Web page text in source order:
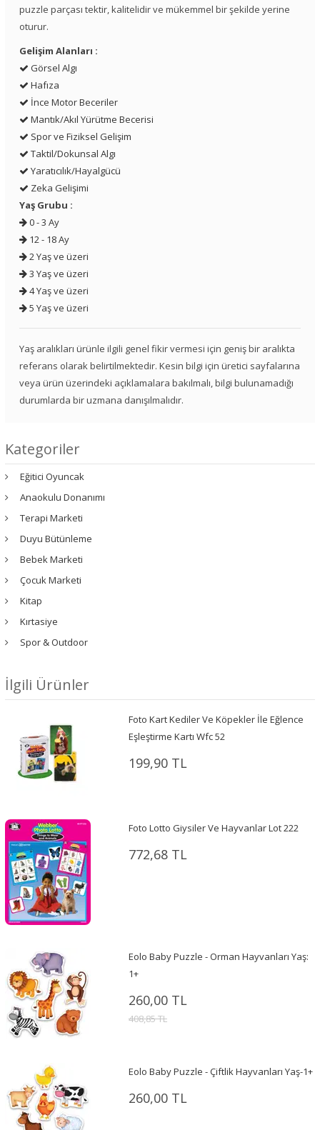
puzzle parçası tektir, kalitelidir ve mükemmel bir şekilde yerine
oturur.
Gelişim Alanları :
Görsel Algı
Hafıza
İnce Motor Beceriler
Mantık/Akıl Yürütme Becerisi
Spor ve Fiziksel Gelişim
Taktil/Dokunsal Algı
Yaratıcılık/Hayalgücü
Zeka Gelişimi
Yaş Grubu :
0 - 3 Ay
12 - 18 Ay
2 Yaş ve üzeri
3 Yaş ve üzeri
4 Yaş ve üzeri
5 Yaş ve üzeri
Yaş aralıkları ürünle ilgili genel fikir vermesi için geniş bir aralıkta
referans olarak belirtilmektedir. Kesin bilgi için üretici sayfalarına
veya ürün üzerindeki açıklamalara bakılmalı, bilgi bulunamadığı
durumlarda bir uzmana danışılmalıdır.
Kategoriler
Eğitici Oyuncak
Anaokulu Donanımı
Terapi Marketi
Duyu Bütünleme
Bebek Marketi
Çocuk Marketi
Kitap
Kırtasiye
Spor & Outdoor
İlgili Ürünler
Foto Kart Kediler Ve Köpekler İle Eğlence
Eşleştirme Kartı Wfc 52
199,90 TL
Foto Lotto Giysiler Ve Hayvanlar Lot 222
772,68 TL
Eolo Baby Puzzle - Orman Hayvanları Yaş:
1+
260,00 TL
408,85 TL
Eolo Baby Puzzle - Çiftlik Hayvanları Yaş-1+
260,00 TL